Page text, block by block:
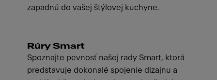
zapadnú do vašej štýlovej kuchyne.
Rúry Smart
Spoznajte pevnosť našej rady Smart, ktorá
predstavuje dokonalé spojenie dizajnu a